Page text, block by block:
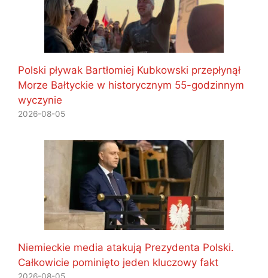
Polski pływak Bartłomiej Kubkowski przepłynął
Morze Bałtyckie w historycznym 55-godzinnym
wyczynie
2026-08-05
Niemieckie media atakują Prezydenta Polski.
Całkowicie pominięto jeden kluczowy fakt